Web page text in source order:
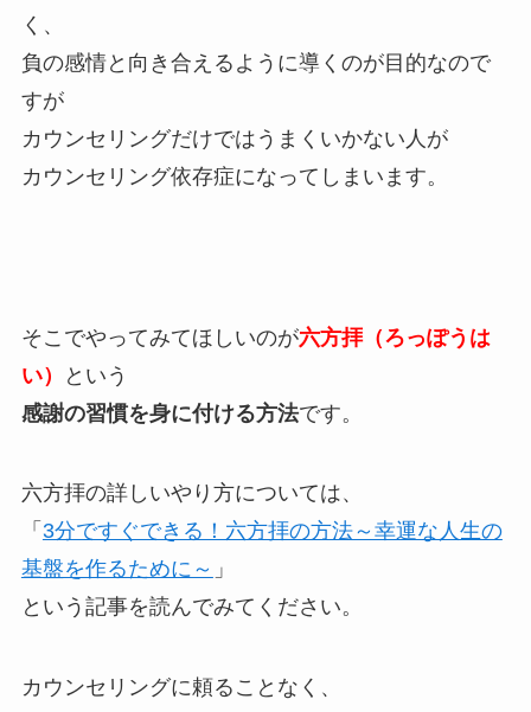
く、
負の感情と向き合えるように導くのが目的なので
すが
カウンセリングだけではうまくいかない人が
カウンセリング依存症になってしまいます。
そこでやってみてほしいのが六方拝（ろっぽうは
い）
という
感謝の習慣を身に付ける方法です。
六方拝の詳しいやり方については、
「 3分ですぐできる！六方拝の方法～幸運な人生の
基盤を作るために～ 」
という記事を読んでみてください。
カウンセリングに頼ることなく、